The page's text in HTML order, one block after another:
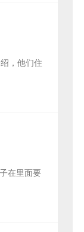
，他们住
在里面要